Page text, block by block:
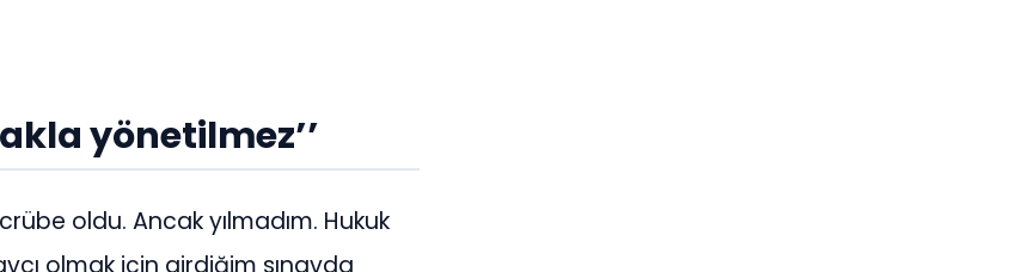
yönetilmez’’
oldu. Ancak yılmadım. Hukuk
olmak için girdiğim sınavda